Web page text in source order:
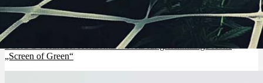
SCROG-Methode: Horizontales Netz für gleichmäßige Höhe
„Screen of Green“